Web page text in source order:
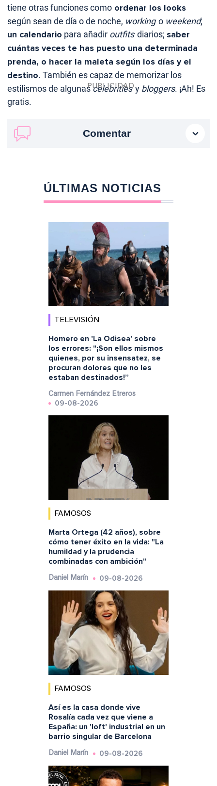
tiene otras funciones como ordenar los looks
según sean de día o de noche, working o weekend;
un calendario para añadir outfits diarios; saber
cuántas veces te has puesto una determinada
prenda, o hacer la maleta según los días y el
destino. También es capaz de memorizar los
estilismos de algunascelebritiesy bloggers. ¡Ah! Es
gratis.
Comentar
ÚLTIMAS NOTICIAS
TELEVISIÓN
Homero en 'La Odisea' sobre
los errores: "¡Son ellos mismos
quienes, por su insensatez, se
procuran dolores que no les
estaban destinados!”
Carmen Fernández Etreros
09-08-2026
FAMOSOS
Marta Ortega (42 años), sobre
cómo tener éxito en la vida: "La
humildad y la prudencia
combinadas con ambición"
Daniel Marín 09-08-2026
FAMOSOS
Así es la casa donde vive
Rosalía cada vez que viene a
España: un 'loft' industrial en un
barrio singular de Barcelona
Daniel Marín 09-08-2026